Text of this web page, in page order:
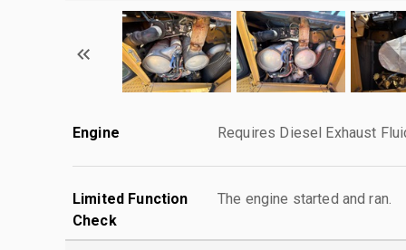
Engine Requires Diesel Exhaust
Limited Function
Check
The engine started and ran.